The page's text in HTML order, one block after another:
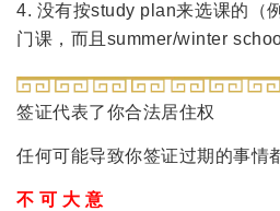
4. 没有按study plan来选课的（
门课，而且summer/winter
签证代表了你合法居住权
任何可能导致你签证过期的事情
不 可 大 意